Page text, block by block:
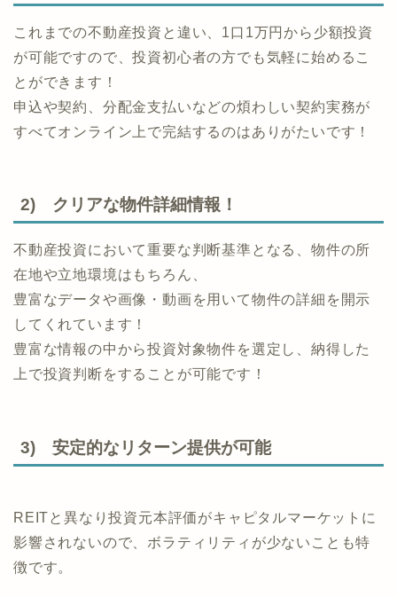
これまでの不動産投資と違い、1口1万円から少額投資
が可能ですので、投資初心者の方でも気軽に始めるこ
とができます！
申込や契約、分配金支払いなどの煩わしい契約実務が
すべてオンライン上で完結するのはありがたいです！
2) クリアな物件詳細情報！
不動産投資において重要な判断基準となる、物件の所
在地や立地環境はもちろん、
豊富なデータや画像・動画を用いて物件の詳細を開示
してくれています！
豊富な情報の中から投資対象物件を選定し、納得した
上で投資判断をすることが可能です！
3) 安定的なリターン提供が可能
REITと異なり投資元本評価がキャピタルマーケットに
影響されないので、ボラティリティが少ないことも特
徴です。